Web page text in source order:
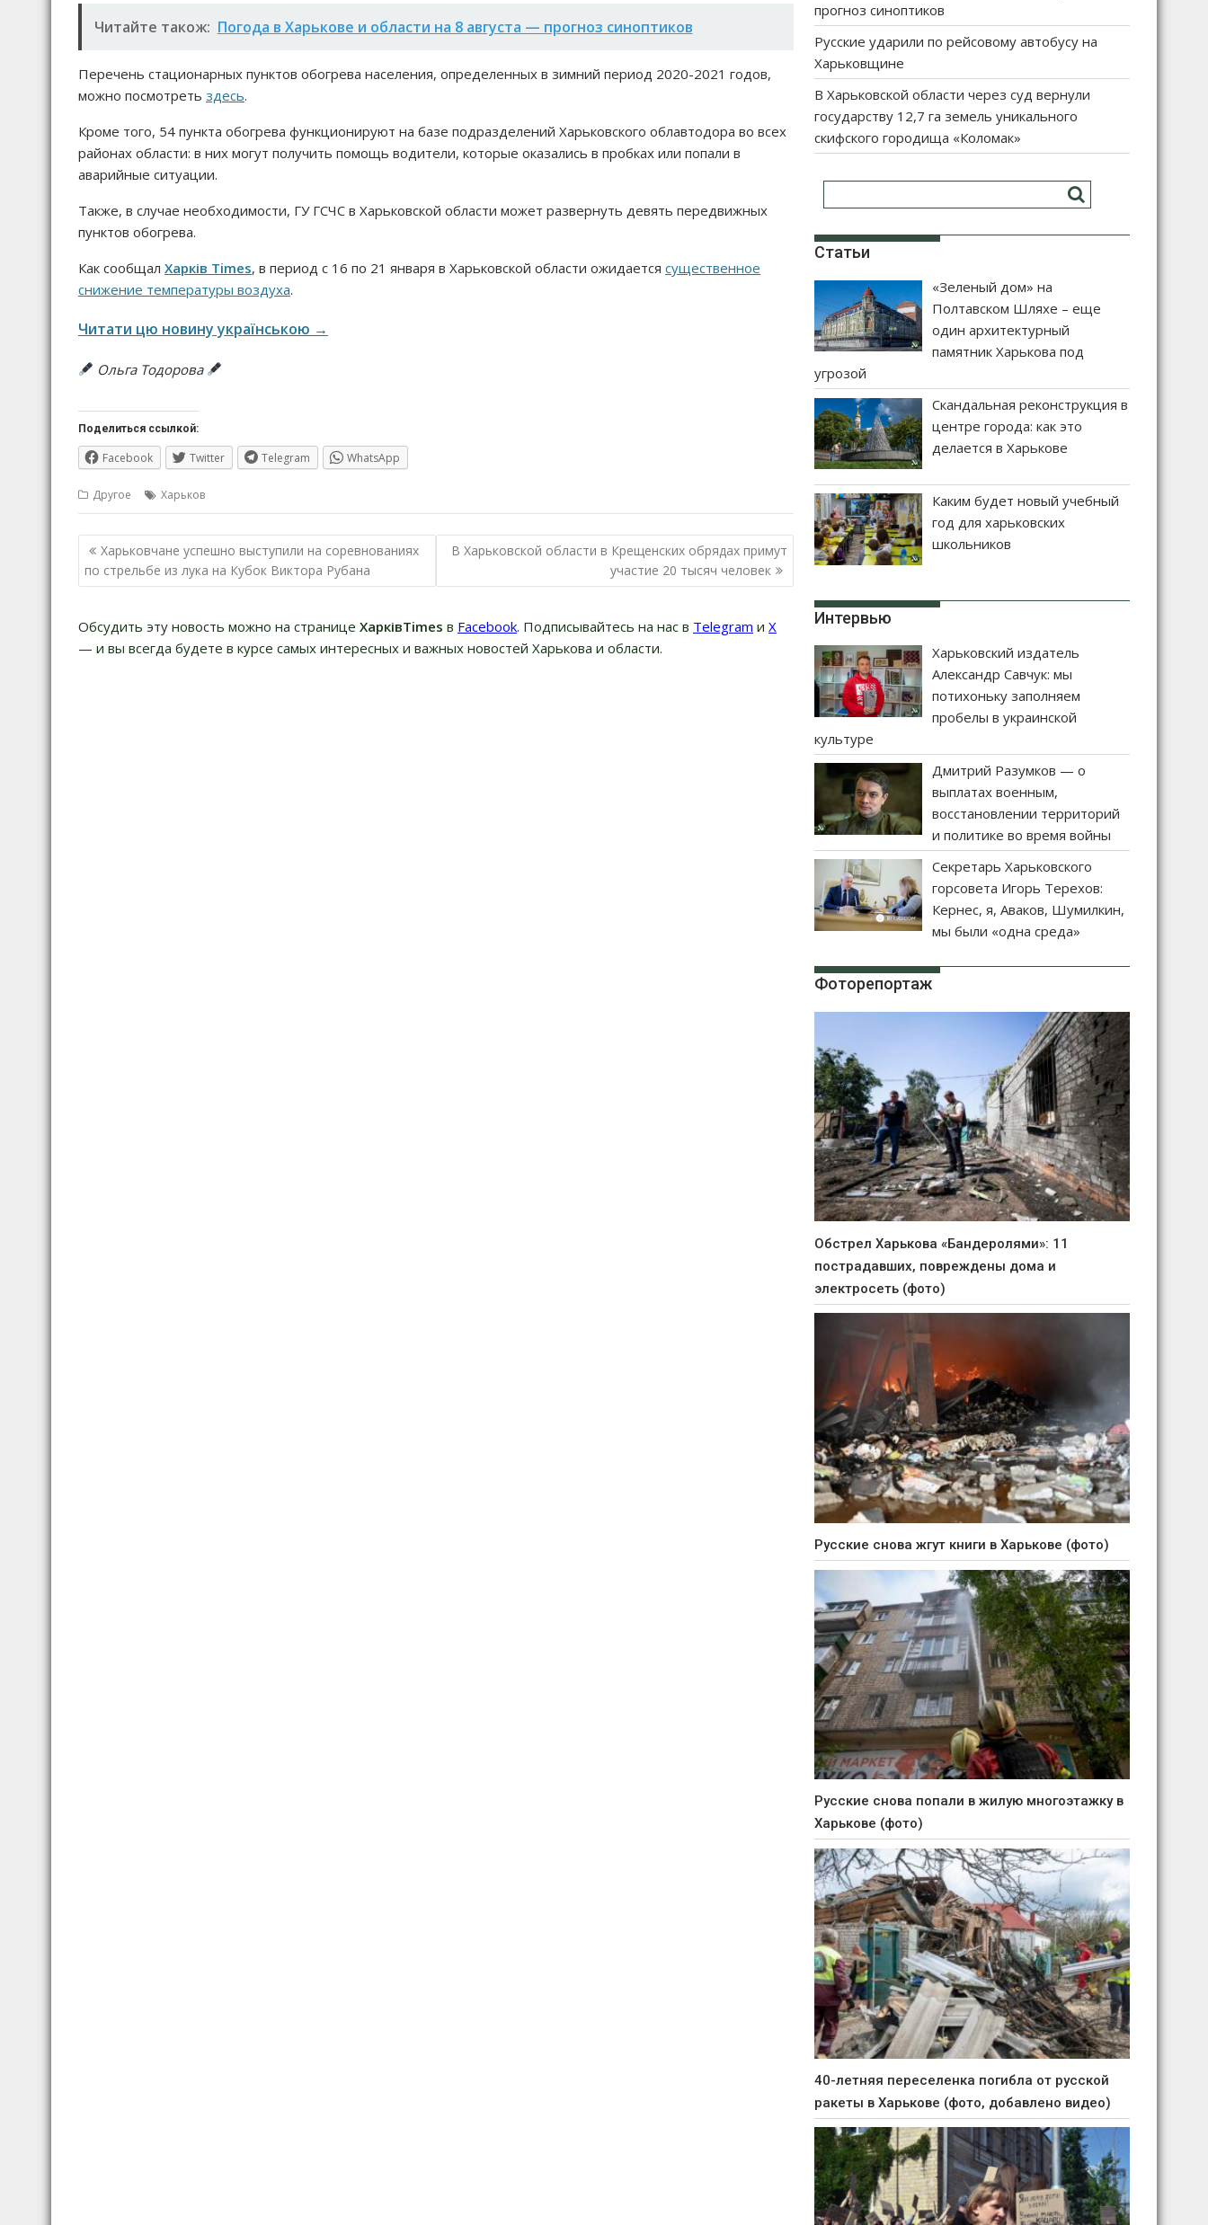
Читайте також: Погода в Харькове и области на 8 августа — прогноз синоптиков
Перечень стационарных пунктов обогрева населения, определенных в зимний период 2020-2021 годов,
можно посмотреть здесь.
Кроме того, 54 пункта обогрева функционируют на базе подразделений Харьковского облавтодора во всех
районах области: в них могут получить помощь водители, которые оказались в пробках или попали в
аварийные ситуации.
Также, в случае необходимости, ГУ ГСЧС в Харьковской области может развернуть девять передвижных
пунктов обогрева.
Как сообщал Харків Times, в период с 16 по 21 января в Харьковской области ожидается существенное
снижение температуры воздуха.
Читати цю новину українською →
Ольга Тодорова
Поделиться ссылкой:
Facebook Twitter Telegram WhatsApp
Другое Харьков
Навигация
по
записям
Харьковчане успешно выступили на соревнованиях
по стрельбе из лука на Кубок Виктора Рубана
В Харьковской области в Крещенских обрядах примут
участие 20 тысяч человек
Обсудить эту новость можно на странице ХарківTimes в Facebook. Подписывайтесь на нас в Telegram и Х
— и вы всегда будете в курсе самых интересных и важных новостей Харькова и области.
прогноз синоптиков
Русские ударили по рейсовому автобусу на
Харьковщине
В Харьковской области через суд вернули
государству 12,7 га земель уникального
скифского городища «Коломак»
Статьи
«Зеленый дом» на
Полтавском Шляхе – еще
один архитектурный
памятник Харькова под
угрозой
Скандальная реконструкция в
центре города: как это
делается в Харькове
Каким будет новый учебный
год для харьковских
школьников
Интервью
Харьковский издатель
Александр Савчук: мы
потихоньку заполняем
пробелы в украинской
культуре
Дмитрий Разумков — о
выплатах военным,
восстановлении территорий
и политике во время войны
Секретарь Харьковского
горсовета Игорь Терехов:
Кернес, я, Аваков, Шумилкин,
мы были «одна среда»
Фоторепортаж
Обстрел Харькова «Бандеролями»: 11
пострадавших, повреждены дома и
электросеть (фото)
Русские снова жгут книги в Харькове (фото)
Русские снова попали в жилую многоэтажку в
Харькове (фото)
40-летняя переселенка погибла от русской
ракеты в Харькове (фото, добавлено видео)